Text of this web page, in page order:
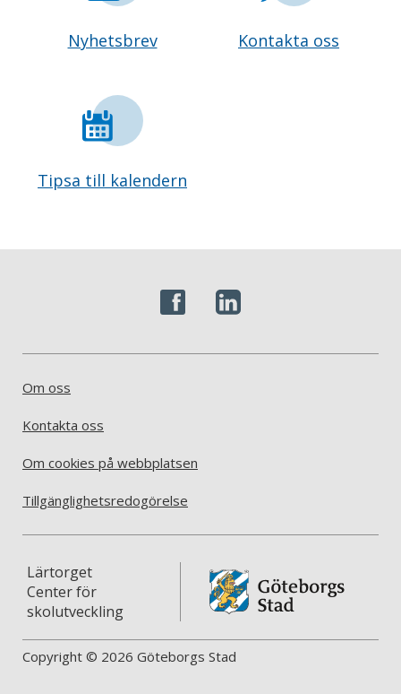
Nyhetsbrev Kontakta oss
Tipsa till kalendern
Om oss
Kontakta oss
Om cookies på webbplatsen
Tillgänglighetsredogörelse
Lärtorget
Center för
skolutveckling
Copyright © 2026 Göteborgs Stad